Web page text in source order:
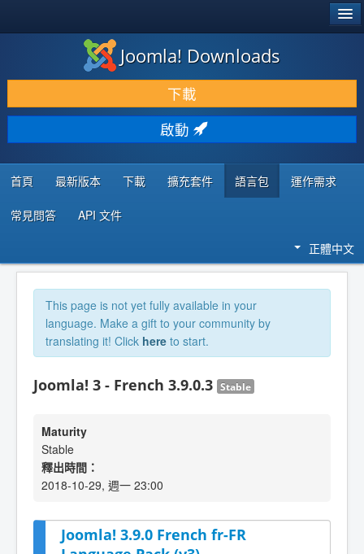
下載 & 擴充
發現 & 學習
社群 & 支援
程式者資源
Joomla! Downloads
下載
啟動
首頁 最新版本 下載 擴充套件 語言包 運作需求
常見問答 API 文件
正體中文
This page is not yet fully available in your
language. Make a gift to your community by
translating it! Click here to start.
Joomla! 3 - French 3.9.0.3 Stable
Maturity
Stable
釋出時間：
2018-10-29, 週一 23:00
Joomla! 3.9.0 French fr-FR